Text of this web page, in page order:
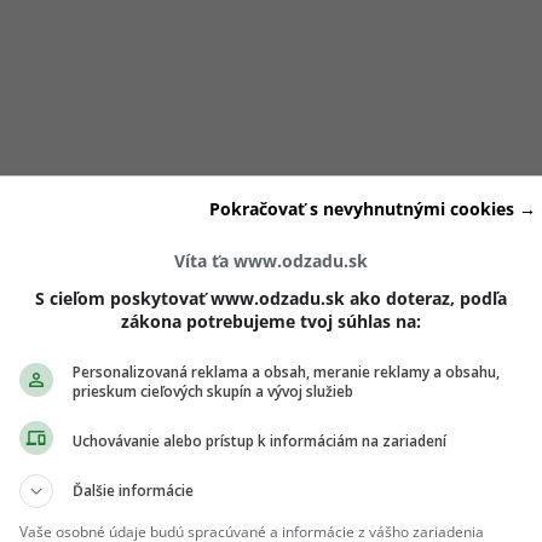
intuíciu. Vedia čítať medzi riadkami, odhadnúť nálady a
do druhého človeka je fascinujúca. Muži sa pri
nehrá hry. Ak sa rozhodne niekoho milovať, miluje
sa mení na chlad, ktorý dokáže zmraziť aj
Víta ťa www.odzadu.sk
S cieľom poskytovať www.odzadu.sk ako doteraz, podľa
zákona potrebujeme tvoj súhlas na:
Personalizovaná reklama a obsah, meranie reklamy a obsahu,
prieskum cieľových skupín a vývoj služieb
Uchovávanie alebo prístup k informáciám na zariadení
Ďalšie informácie
Vaše osobné údaje budú spracúvané a informácie z vášho zariadenia
Pokračovať s nevyhnutnými cookies →